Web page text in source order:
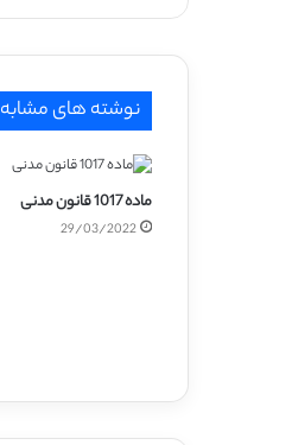
نوشته های مشابه
ماده 1017 قانون مدنی
29/03/2022